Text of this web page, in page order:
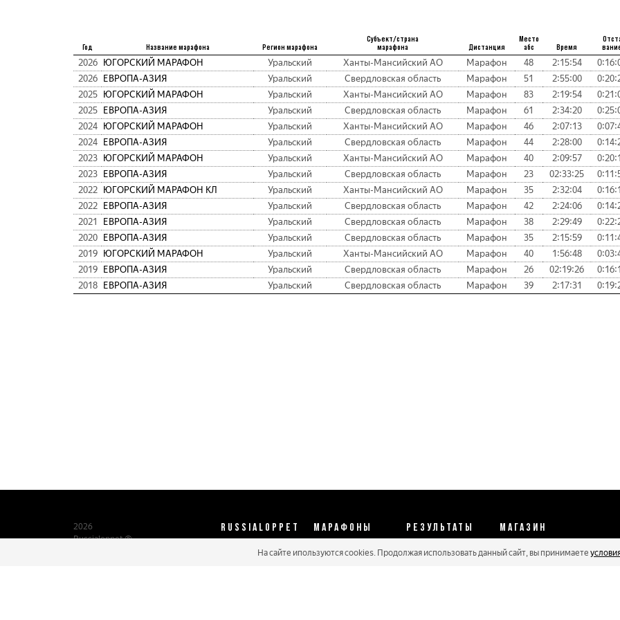
Год Название марафона Регион марафона
Субъект/страна
марафона
Дистанция
Место
абс
Время
2026 ЮГОРСКИЙ МАРАФОН Уральский Ханты-Мансийский АО Марафон 48 2:15:54
2026
ЕВРОПА-АЗИЯ Уральский Свердловская область Марафон 51 2:55:00
2025
ЮГОРСКИЙ МАРАФОН Уральский Ханты-Мансийский АО Марафон 83 2:19:54
2025
ЕВРОПА-АЗИЯ Уральский Свердловская область Марафон 61 2:34:20
2024
ЮГОРСКИЙ МАРАФОН Уральский Ханты-Мансийский АО Марафон 46 2:07:13
2024
ЕВРОПА-АЗИЯ Уральский Свердловская область Марафон 44 2:28:00
2023
ЮГОРСКИЙ МАРАФОН Уральский Ханты-Мансийский АО Марафон 40 2:09:57
2023
ЕВРОПА-АЗИЯ Уральский Свердловская область Марафон 23 02:33:25
2022
ЮГОРСКИЙ МАРАФОН КЛ Уральский Ханты-Мансийский АО Марафон 35 2:32:04
2022
ЕВРОПА-АЗИЯ Уральский Свердловская область Марафон 42 2:24:06
2021
ЕВРОПА-АЗИЯ Уральский Свердловская область Марафон 38 2:29:49
2020
ЕВРОПА-АЗИЯ Уральский Свердловская область Марафон 35 2:15:59
2019
ЮГОРСКИЙ МАРАФОН Уральский Ханты-Мансийский АО Марафон 40 1:56:48
2019
ЕВРОПА-АЗИЯ Уральский Свердловская область Марафон 26 02:19:26
2018
ЕВРОПА-АЗИЯ Уральский Свердловская область Марафон 39 2:17:31
2026
Russialoppet ®
RUSSIALOPPET МАРАФОНЫ РЕЗУЛЬТАТЫ МАГАЗИН
Календарь 2026
Протоколы 2025
Реквизиты
На сайте ипользуются cookies. Продолжая использовать данный сайт, вы принимаете